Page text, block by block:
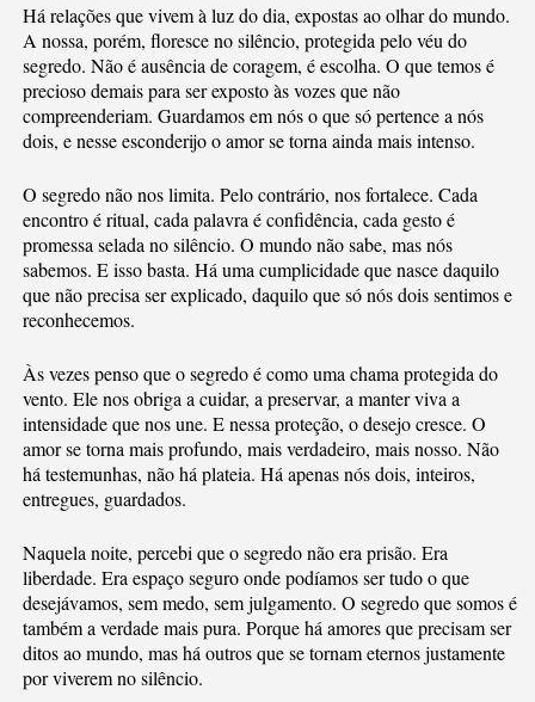
Há relações que vivem à luz do dia, expostas ao olhar do mundo.
A nossa, porém, floresce no silêncio, protegida pelo véu do
segredo. Não é ausência de coragem, é escolha. O que temos é
precioso demais para ser exposto às vozes que não
compreenderiam. Guardamos em nós o que só pertence a nós
dois, e nesse esconderijo o amor se torna ainda mais intenso.
O segredo não nos limita. Pelo contrário, nos fortalece. Cada
encontro é ritual, cada palavra é confidência, cada gesto é
promessa selada no silêncio. O mundo não sabe, mas nós
sabemos. E isso basta. Há uma cumplicidade que nasce daquilo
que não precisa ser explicado, daquilo que só nós dois sentimos e
reconhecemos.
Às vezes penso que o segredo é como uma chama protegida do
vento. Ele nos obriga a cuidar, a preservar, a manter viva a
intensidade que nos une. E nessa proteção, o desejo cresce. O
amor se torna mais profundo, mais verdadeiro, mais nosso. Não
há testemunhas, não há plateia. Há apenas nós dois, inteiros,
entregues, guardados.
Naquela noite, percebi que o segredo não era prisão. Era
liberdade. Era espaço seguro onde podíamos ser tudo o que
desejávamos, sem medo, sem julgamento. O segredo que somos é
também a verdade mais pura. Porque há amores que precisam ser
ditos ao mundo, mas há outros que se tornam eternos justamente
por viverem no silêncio.